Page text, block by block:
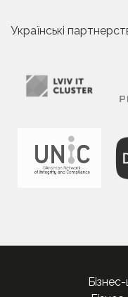
Українські